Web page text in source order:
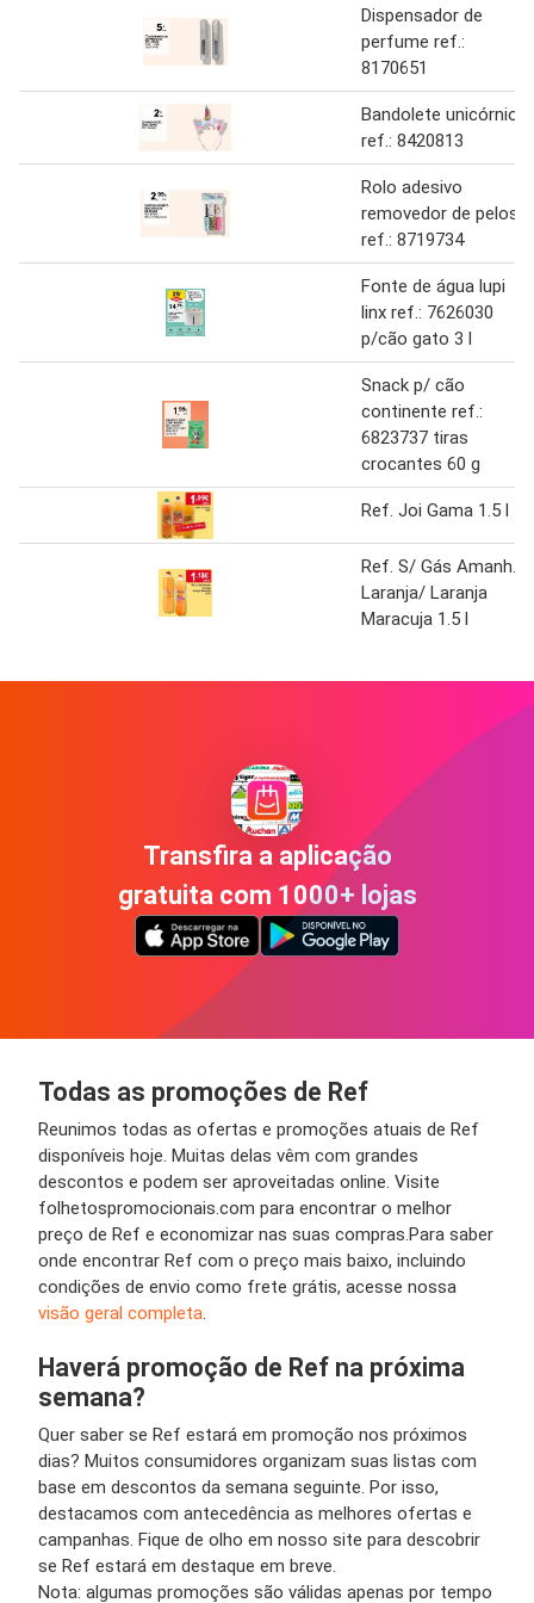
Dispensador de
perfume ref.:
8170651
Bandolete unicórnio
ref.: 8420813
Rolo adesivo
removedor de pelos
ref.: 8719734
Fonte de água lupi
linx ref.: 7626030
p/cão gato 3 l
Snack p/ cão
continente ref.:
6823737 tiras
crocantes 60 g
Ref. Joi Gama 1.5 l
Ref. S/ Gás Amanh.
Laranja/ Laranja
Maracuja 1.5 l
Transfira a aplicação
gratuita com 1000+ lojas
Todas as promoções de Ref
Reunimos todas as ofertas e promoções atuais de Ref
disponíveis hoje. Muitas delas vêm com grandes
descontos e podem ser aproveitadas online. Visite
folhetospromocionais.com para encontrar o melhor
preço de Ref e economizar nas suas compras.Para saber
onde encontrar Ref com o preço mais baixo, incluindo
condições de envio como frete grátis, acesse nossa
visão geral completa.
Haverá promoção de Ref na próxima
semana?
Quer saber se Ref estará em promoção nos próximos
dias? Muitos consumidores organizam suas listas com
base em descontos da semana seguinte. Por isso,
destacamos com antecedência as melhores ofertas e
campanhas. Fique de olho em nosso site para descobrir
se Ref estará em destaque em breve.
Nota: algumas promoções são válidas apenas por tempo